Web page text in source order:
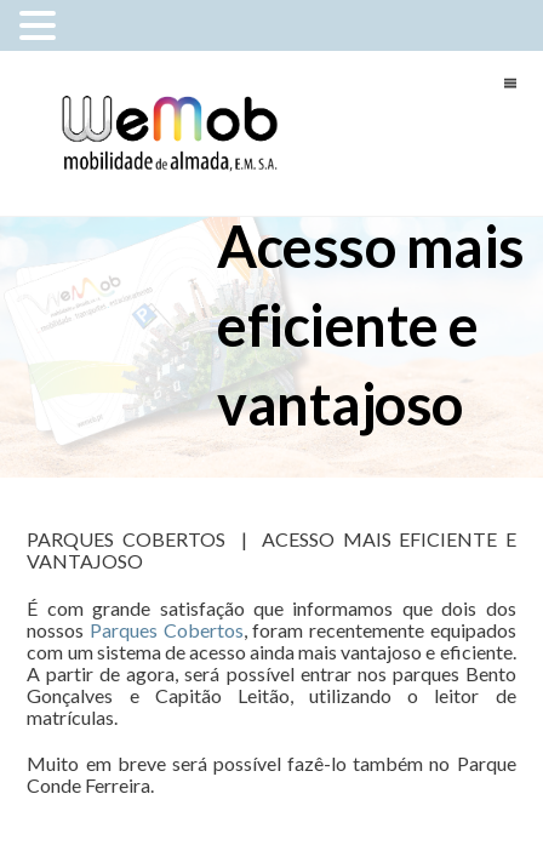
Acesso mais
eficiente e
vantajoso
PARQUES COBERTOS | ACESSO MAIS EFICIENTE E
VANTAJOSO
É com grande satisfação que informamos que dois dos
nossos Parques Cobertos , foram recentemente equipados
com um sistema de acesso ainda mais vantajoso e eficiente.
A partir de agora, será possível entrar nos parques Bento
Gonçalves e Capitão Leitão, utilizando o leitor de
matrículas.
Muito em breve será possível fazê-lo também no Parque
Conde Ferreira.